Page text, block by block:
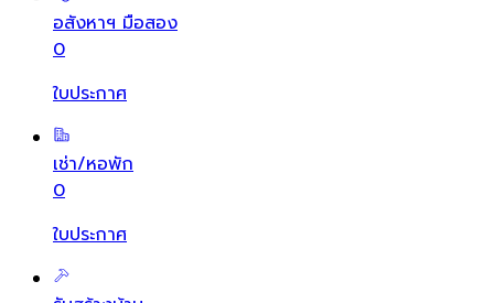
อสังหาฯ มือสอง
0
ใบประกาศ
เช่า/หอพัก
0
ใบประกาศ